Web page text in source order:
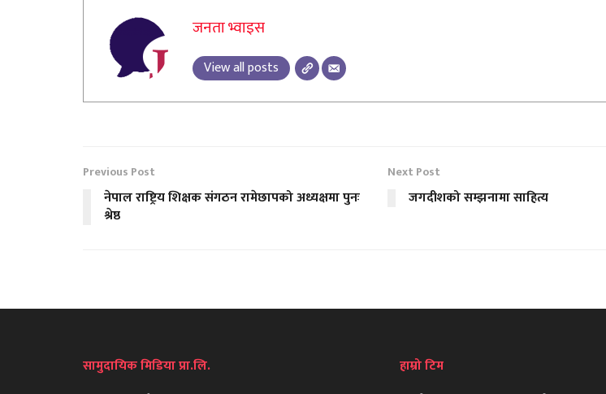
जनता भ्वाइस
View all posts
Previous Post
नेपाल राष्ट्रिय शिक्षक संगठन रामेछापको अध्यक्षमा पुनः
श्रेष्ठ
Next Post
जगदीशको सम्झनामा साहित्य
सामुदायिक मिडिया प्रा.लि. हाम्रो टिम